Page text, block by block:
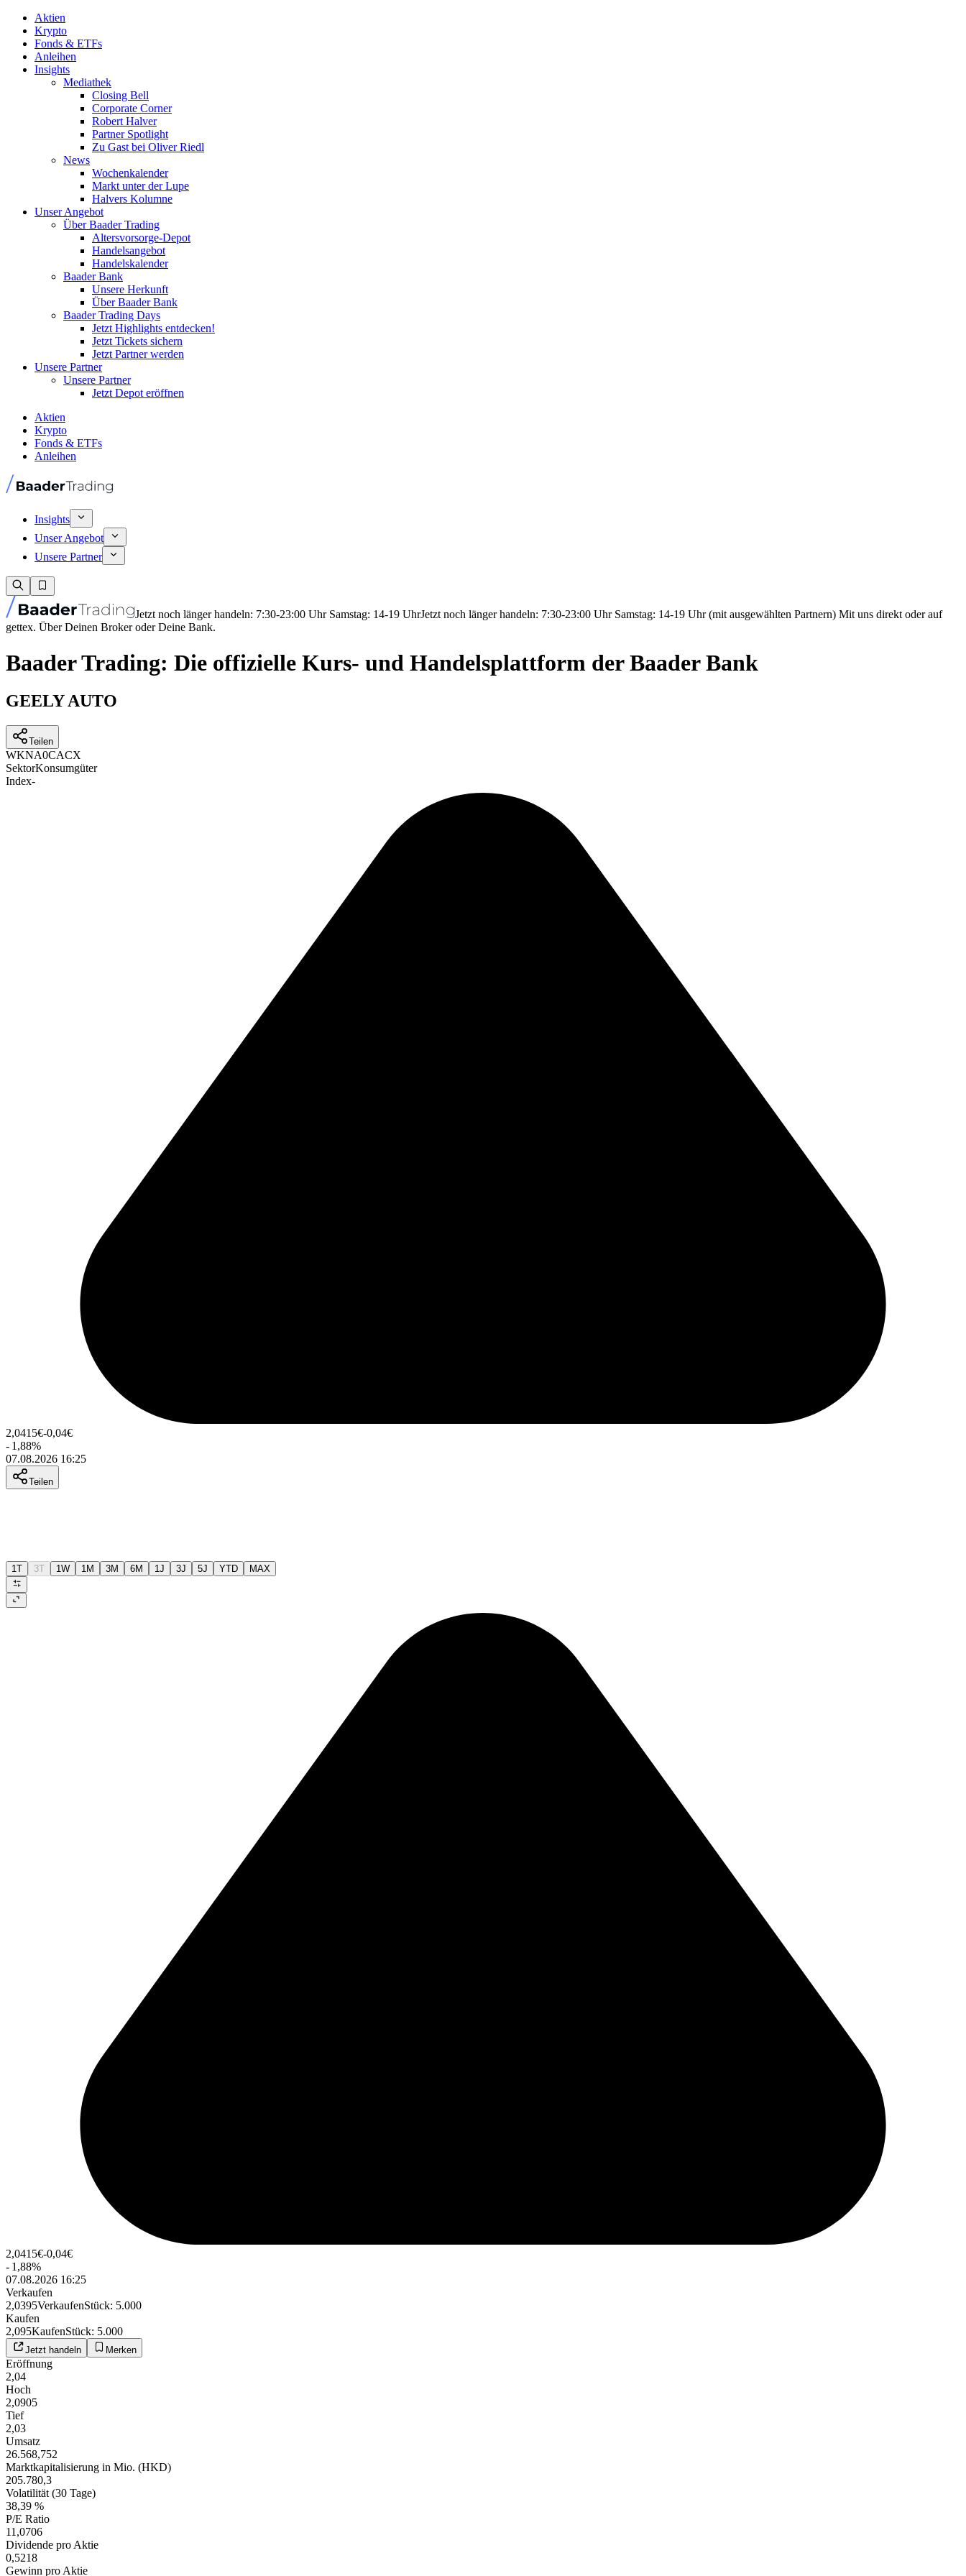
Aktien
Krypto
Fonds & ETFs
Anleihen
Insights
Mediathek
Closing Bell
Corporate Corner
Robert Halver
Partner Spotlight
Zu Gast bei Oliver Riedl
News
Wochenkalender
Markt unter der Lupe
Halvers Kolumne
Unser Angebot
Über Baader Trading
Altersvorsorge-Depot
Handelsangebot
Handelskalender
Baader Bank
Unsere Herkunft
Über Baader Bank
Baader Trading Days
Jetzt Highlights entdecken!
Jetzt Tickets sichern
Jetzt Partner werden
Unsere Partner
Unsere Partner
Jetzt Depot eröffnen
Aktien
Krypto
Fonds & ETFs
Anleihen
Insights
Unser Angebot
Unsere Partner
Jetzt noch länger handeln: 7:30-23:00 Uhr Samstag: 14-19 UhrJetzt noch länger handeln: 7:30-23:00 Uhr Samstag: 14-19 Uhr (mit ausgewählten Partnern) Mit uns direkt oder auf
gettex. Über Deinen Broker oder Deine Bank.
Baader Trading: Die offizielle Kurs- und Handelsplattform der Baader Bank
GEELY AUTO
Teilen
WKNA0CACX
SektorKonsumgüter
Index-
2,0415€-0,04€
- 1,88%
07.08.2026 16:25
Teilen
1T 3T 1W 1M 3M 6M 1J 3J 5J YTD MAX
2,0415€-0,04€
- 1,88%
07.08.2026 16:25
Verkaufen
2,0395VerkaufenStück: 5.000
Kaufen
2,095KaufenStück: 5.000
Jetzt handeln Merken
Eröffnung
2,04
Hoch
2,0905
Tief
2,03
Umsatz
26.568,752
Marktkapitalisierung in Mio. (HKD)
205.780,3
Volatilität (30 Tage)
38,39 %
P/E Ratio
11,0706
Dividende pro Aktie
0,5218
Gewinn pro Aktie